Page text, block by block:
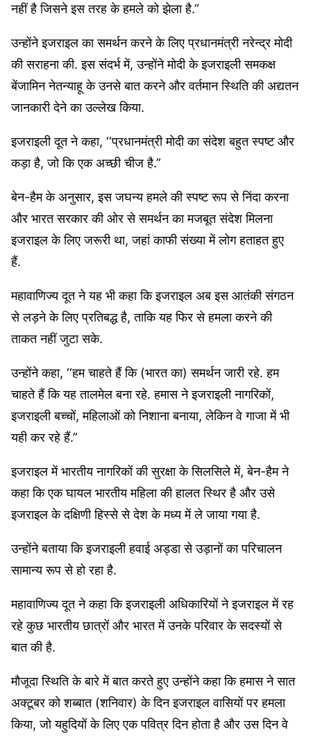
नहीं है जिसने इस तरह के हमले को झेला है.”
उन्होंने इजराइल का समर्थन करने के लिए प्रधानमंत्री नरेन्द्र मोदी
की सराहना की. इस संदर्भ में, उन्होंने मोदी के इजराइली समकक्ष
बेंजामिन नेतन्याहू के उनसे बात करने और वर्तमान स्थिति की अद्यतन
जानकारी देने का उल्लेख किया.
इजराइली दूत ने कहा, ‘‘प्रधानमंत्री मोदी का संदेश बहुत स्पष्ट और
कड़ा है, जो कि एक अच्छी चीज है.”
बेन-हैम के अनुसार, इस जघन्य हमले की स्पष्ट रूप से निंदा करना
और भारत सरकार की ओर से समर्थन का मजबूत संदेश मिलना
इजराइल के लिए जरूरी था, जहां काफी संख्या में लोग हताहत हुए
हैं.
महावाणिज्य दूत ने यह भी कहा कि इजराइल अब इस आतंकी संगठन
से लड़ने के लिए प्रतिबद्ध है, ताकि यह फिर से हमला करने की
ताकत नहीं जुटा सके.
उन्होंने कहा, ‘‘हम चाहते हैं कि (भारत का) समर्थन जारी रहे. हम
चाहते हैं कि यह तालमेल बना रहे. हमास ने इजराइली नागरिकों,
इजराइली बच्चों, महिलाओं को निशाना बनाया, लेकिन वे गाजा में भी
यही कर रहे हैं.”
इजराइल में भारतीय नागरिकों की सुरक्षा के सिलसिले में, बेन-हैम ने
कहा कि एक घायल भारतीय महिला की हालत स्थिर है और उसे
इजराइल के दक्षिणी हिस्से से देश के मध्य में ले जाया गया है.
उन्होंने बताया कि इजराइली हवाई अड्डा से उड़ानों का परिचालन
सामान्य रूप से हो रहा है.
महावाणिज्य दूत ने कहा कि इजराइली अधिकारियों ने इजराइल में रह
रहे कुछ भारतीय छात्रों और भारत में उनके परिवार के सदस्यों से
बात की है.
मौजूदा स्थिति के बारे में बात करते हुए उन्होंने कहा कि हमास ने सात
अक्टूबर को शब्बात (शनिवार) के दिन इजराइल वासियों पर हमला
किया, जो यहुदियों के लिए एक पवित्र दिन होता है और उस दिन वे